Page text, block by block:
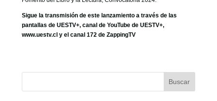
Sigue la transmisión de este lanzamiento a través de las
pantallas de UESTV+, canal de YouTube de UESTV+,
www.uestv.cl y el canal 172 de ZappingTV